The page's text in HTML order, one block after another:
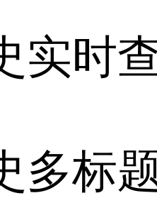
实时
多标